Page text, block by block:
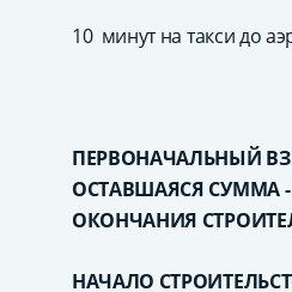
10 минут на такси до
ПЕРВОНАЧАЛЬНЫЙ
ОСТАВШАЯСЯ СУММА
ОКОНЧАНИЯ
НАЧАЛО